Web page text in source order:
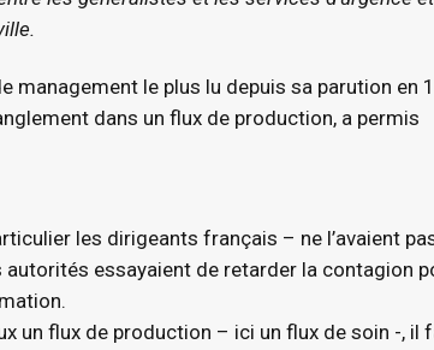
management le plus lu depuis sa parution en
dans un flux de production, a permis
les dirigeants français – ne l’avaient
essayaient de retarder la contagion
un flux de production – ici un flux de soin -, il